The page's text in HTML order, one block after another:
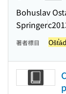
Bohuslav
Springer
著者標目